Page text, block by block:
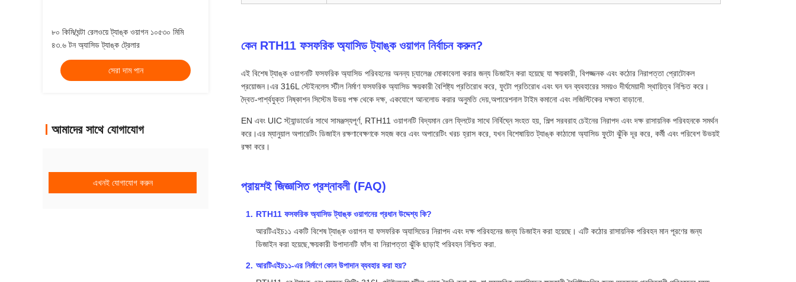
৮০ কিমি/ঘন্টা রেলওয়ে ট্যাঙ্ক ওয়াগন ১০৫৩০ মিমি
৪৩.৬ টন অ্যাসিড ট্যাঙ্ক ট্রেলার
সেরা দাম পান
আমাদের সাথে যোগাযোগ
এখনই যোগাযোগ করুন
কেন RTH11 ফসফরিক অ্যাসিড ট্যাঙ্ক ওয়াগন নির্বাচন করুন?
এই বিশেষ ট্যাঙ্ক ওয়াগনটি ফসফরিক অ্যাসিড পরিবহনের অনন্য চ্যালেঞ্জ মোকাবেলা করার জন্য ডিজাইন করা হয়েছে যা ক্ষয়কারী, বিপজ্জনক এবং কঠোর নিরাপত্তা প্রোটোকল
প্রয়োজন।এর 316L স্টেইনলেস স্টীল নির্মাণ ফসফরিক অ্যাসিড ক্ষয়কারী বৈশিষ্ট্য প্রতিরোধ করে, ফুটো প্রতিরোধ এবং ঘন ঘন ব্যবহারের সময়ও দীর্ঘমেয়াদী স্থায়িত্ব নিশ্চিত করে।
দ্বৈত-পার্শ্বযুক্ত নিষ্কাশন সিস্টেম উভয় পক্ষ থেকে দক্ষ, একযোগে আনলোড করার অনুমতি দেয়,অপারেশনাল টাইম কমানো এবং লজিস্টিকের দক্ষতা বাড়ানো.
EN এবং UIC স্ট্যান্ডার্ডের সাথে সামঞ্জস্যপূর্ণ, RTH11 ওয়াগনটি বিদ্যমান রেল ফ্লিটের সাথে নির্বিঘ্নে সংহত হয়, শিল্প সরবরাহ চেইনের নিরাপদ এবং দক্ষ রাসায়নিক পরিবহনকে সমর্থন
করে।এর ম্যানুয়াল অপারেটিং ডিজাইন রক্ষণাবেক্ষণকে সহজ করে এবং অপারেটিং খরচ হ্রাস করে, যখন বিশেষায়িত ট্যাঙ্ক কাঠামো অ্যাসিড ফুটো ঝুঁকি দূর করে, কর্মী এবং পরিবেশ উভয়ই
রক্ষা করে।
প্রায়শই জিজ্ঞাসিত প্রশ্নাবলী (FAQ)
RTH11 ফসফরিক অ্যাসিড ট্যাঙ্ক ওয়াগনের প্রধান উদ্দেশ্য কি?
আরটিএইচ১১ একটি বিশেষ ট্যাঙ্ক ওয়াগন যা ফসফরিক অ্যাসিডের নিরাপদ এবং দক্ষ পরিবহনের জন্য ডিজাইন করা হয়েছে। এটি কঠোর রাসায়নিক পরিবহন মান পূরণের জন্য
ডিজাইন করা হয়েছে,ক্ষয়কারী উপাদানটি ফাঁস বা নিরাপত্তা ঝুঁকি ছাড়াই পরিবহন নিশ্চিত করা.
আরটিএইচ১১-এর নির্মাণে কোন উপাদান ব্যবহার করা হয়?